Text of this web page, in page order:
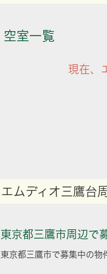
空室一覧
現在、
エムディオ三鷹台
東京都三鷹市周辺で
東京都三鷹市で募集中の物